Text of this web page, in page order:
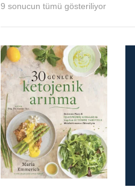
9 sonucun tümü gösteriliyor